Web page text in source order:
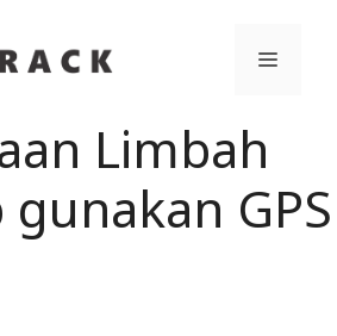
Menu
Limbah
gunakan GPS